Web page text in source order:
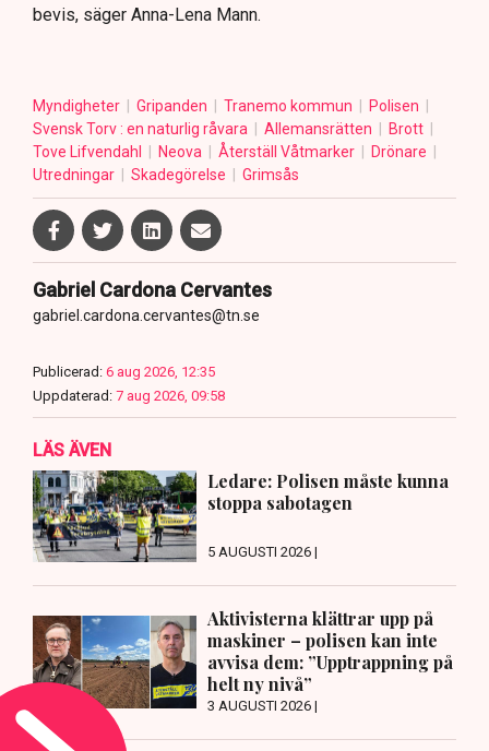
bevis, säger Anna-Lena Mann.
Myndigheter Gripanden Tranemo kommun
Polisen
Svensk Torv : en naturlig råvara
Allemansrätten
Brott
Tove Lifvendahl
Neova Återställ Våtmarker
Drönare
Utredningar
Skadegörelse Grimsås
Gabriel Cardona Cervantes
gabriel.cardona.cervantes@tn.se
Publicerad: 6 aug 2026, 12:35
Uppdaterad: 7 aug 2026, 09:58
LÄS ÄVEN
Ledare: Polisen måste kunna
stoppa sabotagen
5 AUGUSTI 2026 |
Aktivisterna klättrar upp på
maskiner – polisen kan inte
avvisa dem: ”Upptrappning på
helt ny nivå”
3 AUGUSTI 2026 |